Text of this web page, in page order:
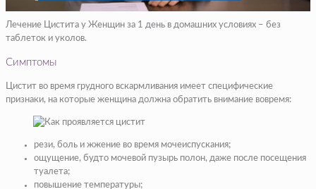
Лечение Цистита у Женщин за 1 день в домашних условиях – без
таблеток и уколов.
Симптомы
Цистит во время грудного вскармливания имеет специфические
признаки, на которые женщина должна обратить внимание вовремя:
рези, боль и жжение во время мочеиспускания;
ощущение, будто мочевой пузырь полон, даже после посещения
туалета;
повышение температуры;